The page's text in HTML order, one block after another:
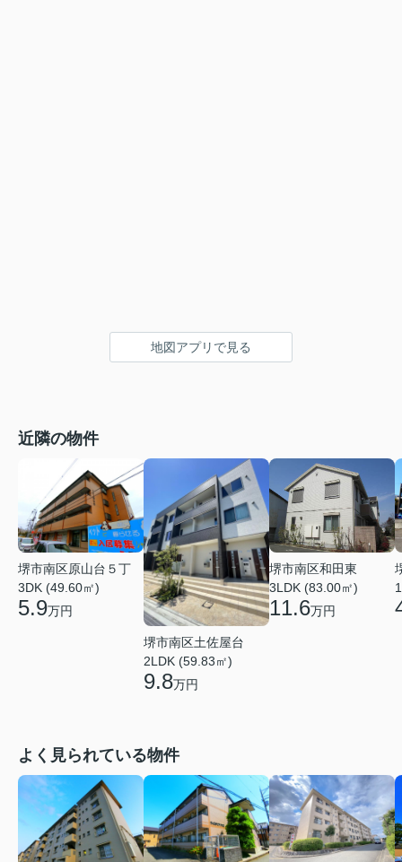
地図アプリで見る
近隣の物件
堺市南区原山台５丁
3DK (49.60㎡)
5.9万円
堺市南区土佐屋台
2LDK (59.83㎡)
9.8万円
堺市南区和田東
3LDK (83.00㎡)
11.6万円
よく見られている物件